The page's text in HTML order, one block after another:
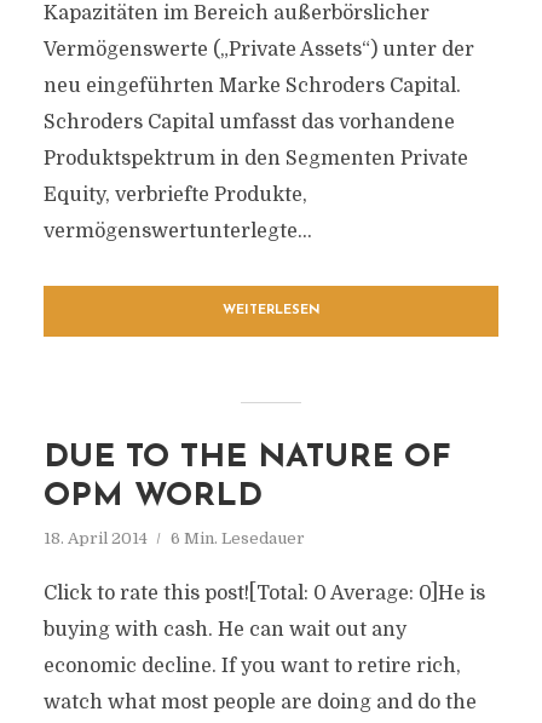
Kapazitäten im Bereich außerbörslicher
Vermögenswerte („Private Assets“) unter der
neu eingeführten Marke Schroders Capital.
Schroders Capital umfasst das vorhandene
Produktspektrum in den Segmenten Private
Equity, verbriefte Produkte,
vermögenswertunterlegte...
WEITERLESEN
DUE TO THE NATURE OF
OPM WORLD
18. April 2014 6 Min. Lesedauer
Click to rate this post![Total: 0 Average: 0]He is
buying with cash. He can wait out any
economic decline. If you want to retire rich,
watch what most people are doing and do the